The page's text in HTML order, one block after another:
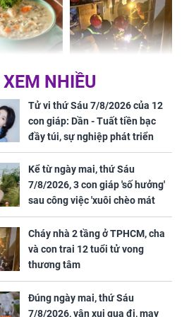
khỏe và
đúng
bình dân
Cháy nhà 2 tầng ở
TPHCM, cha và con
trai 12 tuổi tử vong
thương tâm
nam diễn
khi than
NHIỀU
Tử vi thứ Sáu 7/8/2026 của 12
con giáp: Dần - Tuất tiền bạc
đầy túi, sự nghiệp phát triển
hưng thịnh, Mão - Thân tài lộc
ảm đạm, mọi sự khó thành công
mỹ mãn
Kể từ ngày mai, thứ Sáu
7/8/2026, 3 con giáp 'số hưởng'
sau công việc 'xuôi chèo mát
mái', tiền tài 'thu về như nước',
tình duyên viên mãn
Cháy nhà 2 tầng ở TPHCM, cha
và con trai 12 tuổi tử vong
thương tâm
Đúng ngày mai, thứ Sáu
7/8/2026, vận xui qua đi, may